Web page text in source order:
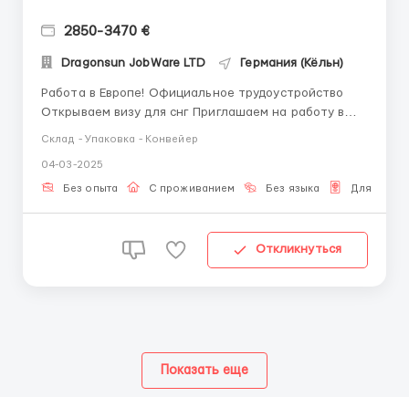
2850-3470 €
Dragonsun JobWare LTD Германия (Кёльн)
Работа в Европе! Официальное трудоустройство
Открываем визу для снг Приглашаем на работу в
не требуются! ПО ВОПРОСАМ ПИСАТЬ:
@dragonsunmanager telegram whatsApp: +380 63 ...
Склад - Упаковка - Конвейер
04-03-2025
Без опыта С проживанием Без языка Для
Откликнуться
Показать еще